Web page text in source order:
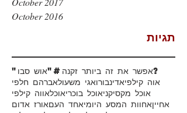
תגיות
October 2016
"אוש סבו"
#אפשר את זה ביותר זקנה?
אברהם חלפיאגי משעולאדינבורואוה קילפי
אווה קילפיאוכלאוכל בוכריאוכל מקסיקני
אורז אדוםאחד העםאחוות המסע היומיאחיין